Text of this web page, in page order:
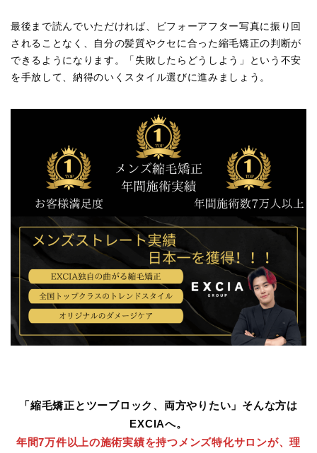
最後まで読んでいただければ、ビフォーアフター写真に振り回
されることなく、自分の髪質やクセに合った縮毛矯正の判断が
できるようになります。「失敗したらどうしよう」という不安
を手放して、納得のいくスタイル選びに進みましょう。
「縮毛矯正とツーブロック、両方やりたい」そんな方は
EXCIAへ。
年間7万件以上の施術実績を持つメンズ特化サロンが、理